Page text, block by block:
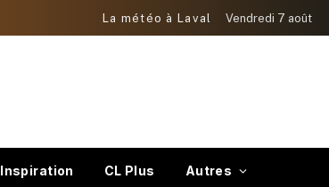
La météo à Laval Vendredi 7 août
Inspiration CL Plus Autres